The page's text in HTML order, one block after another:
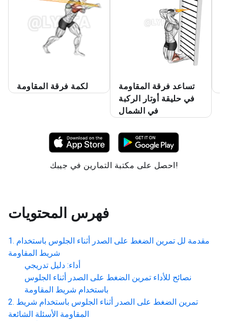
لكمة فرقة المقاومة
تساعد فرقة المقاومة
في حليقة أوتار الركبة
في الشمال
احصل على مكتبة التمارين في جيبك!
فهرس المحتويات
مقدمة لل تمرين الضغط على الصدر أثناء الجلوس باستخدام
شريط المقاومة
أداء: دليل تدريجي
نصائح للأداء تمرين الضغط على الصدر أثناء الجلوس
باستخدام شريط المقاومة
تمرين الضغط على الصدر أثناء الجلوس باستخدام شريط
المقاومة الأسئلة الشائعة